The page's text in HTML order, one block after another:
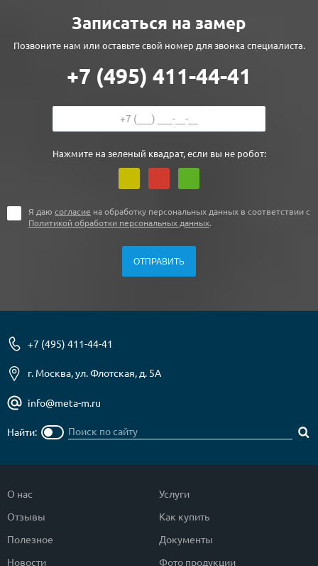
Записаться на замер
Позвоните нам или оставьте свой номер для звонка специалиста.
+7 (495) 411-44-41
Нажмите на зеленый квадрат, если вы не робот:
Я даю согласие на обработку персональных данных в соответствии с
Политикой обработки персональных данных.
+7 (495) 411-44-41
г. Москва, ул. Флотская, д. 5А
info@meta-m.ru
Найти:
О нас
Отзывы
Полезное
Новости
Услуги
Как купить
Документы
Фото продукции